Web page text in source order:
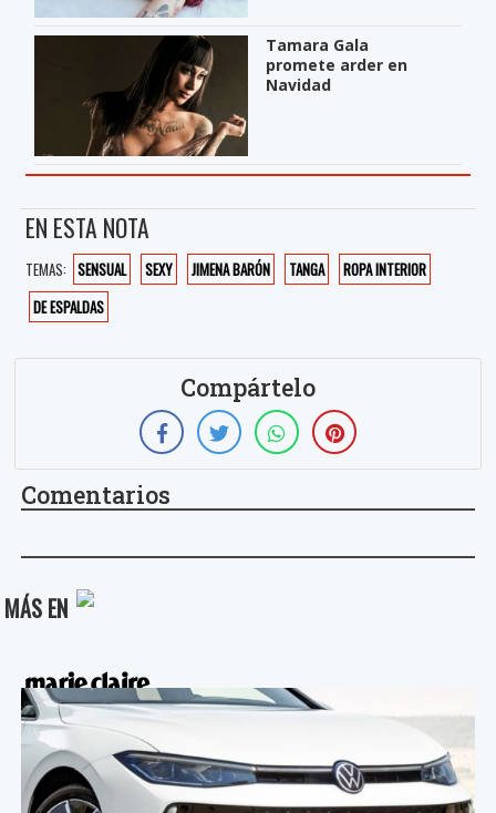
Tamara Gala
promete arder en
Navidad
EN ESTA NOTA
TEMAS: SENSUAL SEXY JIMENA BARÓN TANGA
ROPA INTERIOR
DE ESPALDAS
Compártelo
Comentarios
MÁS EN